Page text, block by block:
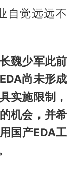
自觉远远不
魏少军此前
尚未形成
实施限制，
机会，并希
国产EDA工